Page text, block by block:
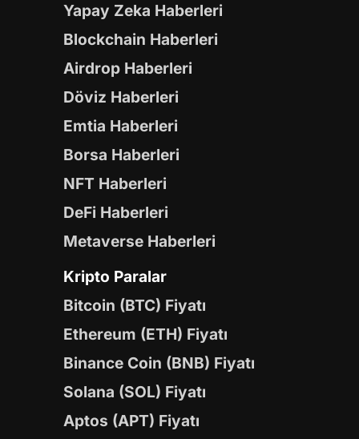
Yapay Zeka Haberleri
Blockchain Haberleri
Airdrop Haberleri
Döviz Haberleri
Emtia Haberleri
Borsa Haberleri
NFT Haberleri
DeFi Haberleri
Metaverse Haberleri
Kripto Paralar
Bitcoin (BTC) Fiyatı
Ethereum (ETH) Fiyatı
Binance Coin (BNB) Fiyatı
Solana (SOL) Fiyatı
Aptos (APT) Fiyatı